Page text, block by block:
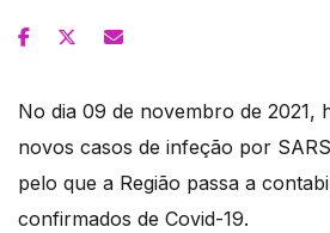
No dia 09 de novembro de 2021,
novos casos de infeção por
pelo que a Região passa a
confirmados de Covid-19.